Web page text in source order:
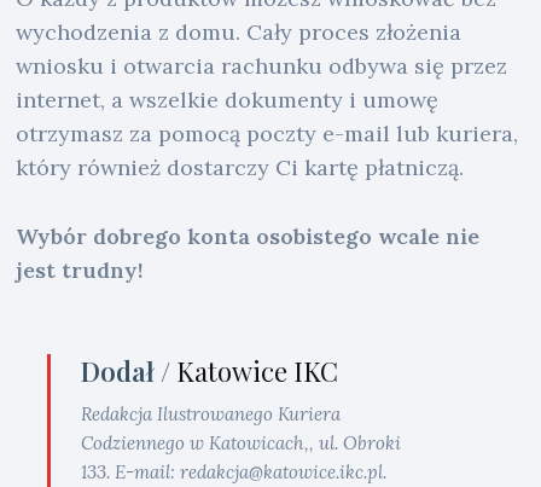
wychodzenia z domu. Cały proces złożenia
wniosku i otwarcia rachunku odbywa się przez
internet, a wszelkie dokumenty i umowę
otrzymasz za pomocą poczty e-mail lub kuriera,
który również dostarczy Ci kartę płatniczą.
Wybór dobrego konta osobistego wcale nie
jest trudny!
Dodał / Katowice IKC
Redakcja Ilustrowanego Kuriera
Codziennego w Katowicach,, ul. Obroki
133. E-mail: redakcja@katowice.ikc.pl.